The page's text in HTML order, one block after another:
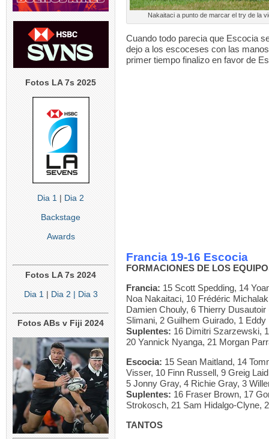
Fotos LA 7s 2025
Dia 1 | Dia 2
Backstage
Awards
Fotos LA 7s 2024
Dia 1 | Dia 2 | Dia 3
Fotos ABs v Fiji 2024
Nakaitaci a punto de marcar el try de la
Cuando todo parecia que Escocia
dejo a los escoceses con las
primer tiempo finalizo en favor de
Francia 19-16 Escocia
FORMACIONES DE LOS
Francia: 15 Scott Spedding, 14
Noa Nakaitaci, 10 Frédéric
Damien Chouly, 6 Thierry
Slimani, 2 Guilhem Guirado, 1 Eddy
Suplentes: 16 Dimitri Szarzewski,
20 Yannick Nyanga, 21 Morgan
Escocia: 15 Sean Maitland, 14
Visser, 10 Finn Russell, 9 Greig
5 Jonny Gray, 4 Richie Gray, 3
Suplentes: 16 Fraser Brown, 17
Strokosch, 21 Sam Hidalgo-Clyne,
TANTOS